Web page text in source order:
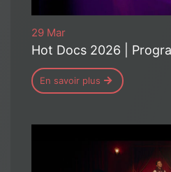
29 Mar
Hot Docs 2026 |
En savoir plus